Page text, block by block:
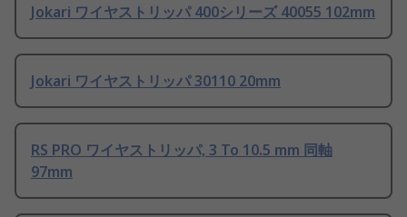
Jokari ワイヤストリッパ 400シリーズ 40055 102mm
Jokari ワイヤストリッパ 30110 20mm
RS PRO ワイヤストリッパ, 3 To 10.5 mm 同軸
97mm